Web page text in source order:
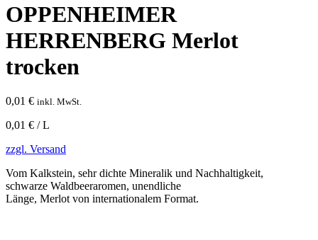
OPPENHEIMER
HERRENBERG Merlot
trocken
0,01 € inkl. MwSt.
0,01 € / L
zzgl. Versand
Vom Kalkstein, sehr dichte Mineralik und Nachhaltigkeit,
schwarze Waldbeeraromen, unendliche
Länge, Merlot von internationalem Format.